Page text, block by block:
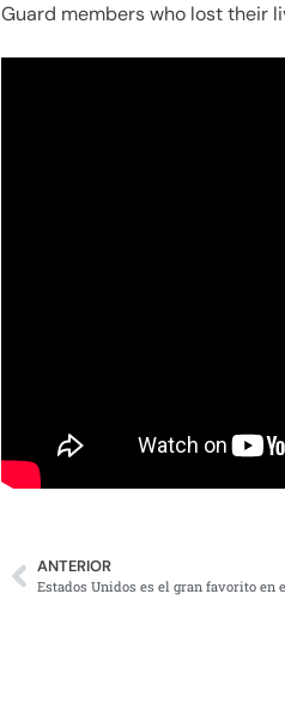
Guard members who lost their
ANTERIOR